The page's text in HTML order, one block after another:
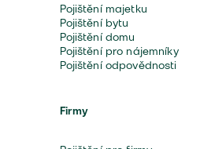
Pojištění majetku
Pojištění bytu
Pojištění domu
Pojištění pro nájemníky
Pojištění odpovědnosti
Firmy